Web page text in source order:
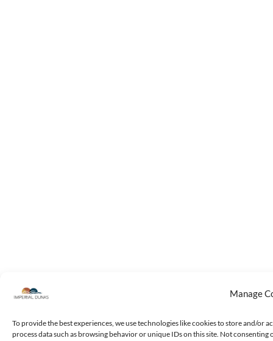
Manage
To provide the best experiences, we use technologies like cookies to store and/or
process data such as browsing behavior or unique IDs on this site. Not